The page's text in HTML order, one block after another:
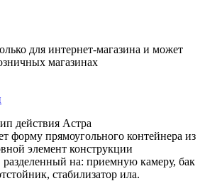
для интернет-магазина и может
магазинах
действия Астра
форму прямоугольного контейнера из
элемент конструкции
разделенный на: приемную камеру, бак
стабилизатор ила.